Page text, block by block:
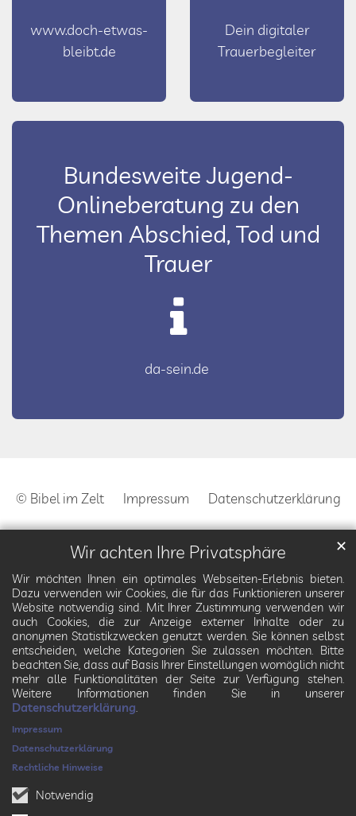
Wir achten Ihre Privatsphäre
Wir möchten Ihnen ein optimales Webseiten-Erlebnis bieten.
Dazu verwenden wir Cookies, die für das Funktionieren unserer
Website notwendig sind. Mit Ihrer Zustimmung verwenden wir
auch Cookies, die zur Anzeige externer Inhalte oder zu
anonymen Statistikzwecken genutzt werden. Sie können selbst
entscheiden, welche Kategorien Sie zulassen möchten. Bitte
beachten Sie, dass auf Basis Ihrer Einstellungen womöglich nicht
mehr alle Funktionalitäten der Seite zur Verfügung stehen.
Weitere Informationen finden Sie in unserer
Datenschutzerklärung.
Notwendig
✕
Impressum
Datenschutzerklärung
Rechtliche Hinweise
www.doch-etwas-
bleibt.de
Dein digitaler
Trauerbegleiter
Bundesweite Jugend-
Onlineberatung zu den
Themen Abschied, Tod und
Trauer
da-sein.de
© Bibel im Zelt Impressum Datenschutzerklärung